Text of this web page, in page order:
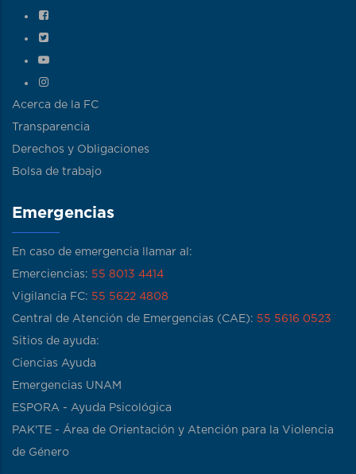
Acerca de la FC
Transparencia
Derechos y Obligaciones
Bolsa de trabajo
Emergencias
En caso de emergencia llamar al:
Emerciencias: 55 8013 4414
Vigilancia FC: 55 5622 4808
Central de Atención de Emergencias (CAE): 55 5616 0523
Sitios de ayuda:
Ciencias Ayuda
Emergencias UNAM
ESPORA - Ayuda Psicológica
PAK'TE - Área de Orientación y Atención para la Violencia
de Género